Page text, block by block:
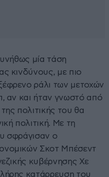
μία τάση
κινδύνους, με πιο
ράλι των μετοχών
αν και ήταν γνωστό από
πολιτικής του θα
πολιτική. Με τη
σφράγισαν ο
Σκοτ Μπέσεντ
κυβέρνησης Χε
κατάρρευση του